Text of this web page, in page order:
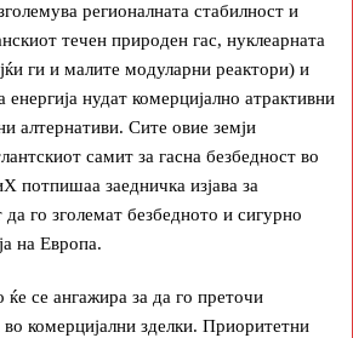
регионалната стабилност и
течен природен гас, нуклеарната
ги и малите модуларни реактори) и
нудат комерцијално атрактивни
алтернативи. Сите овие земји
самит за гасна безбедност во
потпишаа заедничка изјава за
го зголемат безбедното и сигурно
на Европа.
се ангажира за да го преточи
комерцијални зделки. Приоритетни